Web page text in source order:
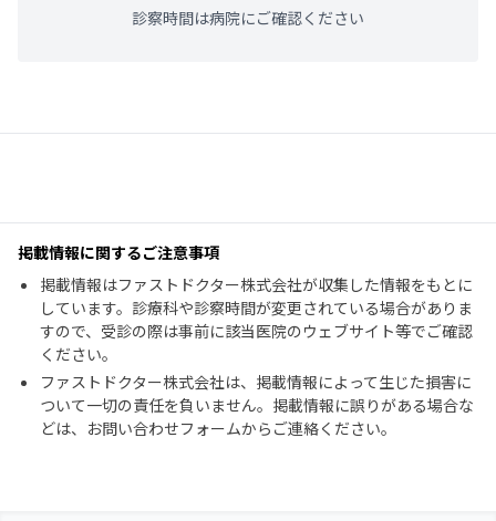
診察時間は病院にご確認ください
掲載情報に関するご注意事項
掲載情報はファストドクター株式会社が収集した情報をもとに
しています。診療科や診察時間が変更されている場合がありま
すので、受診の際は事前に該当医院のウェブサイト等でご確認
ください。
ファストドクター株式会社は、掲載情報によって生じた損害に
ついて一切の責任を負いません。掲載情報に誤りがある場合な
どは、お問い合わせフォームからご連絡ください。